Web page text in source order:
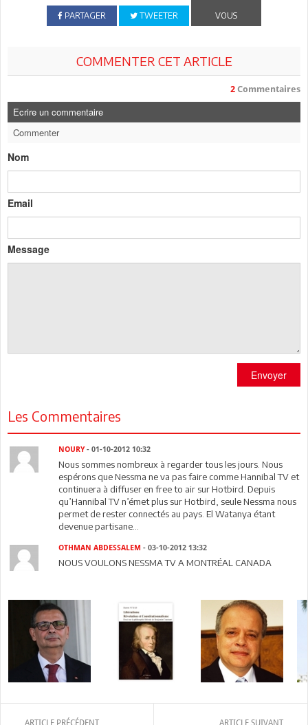
PARTAGER TWEETER
VOUS
COMMENTER CET ARTICLE
2 Commentaires
Ecrire un commentaire
Commenter
Nom
Email
Message
Envoyer
Les Commentaires
NOURY- 01-10-2012 10:32
Nous sommes nombreux à regarder tous les jours. Nous
espérons que Nessma ne va pas faire comme Hannibal TV et
continuera à diffuser en free to air sur Hotbird. Depuis
qu’Hannibal TV n’émet plus sur Hotbird, seule Nessma nous
permet de rester connectés au pays. El Watanya étant
devenue partisane…
OTHMAN ABDESSALEM - 03-10-2012 13:32
NOUS VOULONS NESSMA TV A MONTRÉAL CANADA
ARTICLE PRÉCÉDENT ARTICLE SUIVANT